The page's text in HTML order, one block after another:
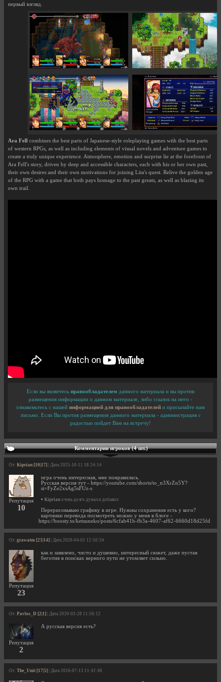
первый взгляд.
Ara Fell combines the best parts of Japanese-style roleplaying games with the best parts
of western RPGs, as well as including elements of visual novels and adventure games to
create a truly unique experience. Atmosphere, emotion and surprise lie at the forefront of
Ara Fell's story, driven by deep and accessible characters, each with his or her own past,
their own desires and their own motivations for joining Lita's quest. Relive the golden age
of the RPG with a game that both pays homage to the past greats, as well as blazing its
own trail.
Если вы являетесь правообладателем данного материала и вы против
размещения информации о данном материале, либо ссылок на него -
ознакомьтесь с нашей информацией для правообладателей и присылайте нам
письмо. Если Вы против размещения данного материала - администрация с
радостью пойдет Вам на встречу!
Комментарии игроков (4 шт.)
От: Kiprian [10|17] | Дата 2025-10-11 18:24:14
Репутация
10
игра очень интересная, мне понравилась.
Русская версия тут - https://youtube.com/shorts/to_n3XrZn5Y?
si=FyZe2xsAg5sFUz-s
• Kiprian очень долго думал и добавил:
Перерисовываю графику в игре. Нужны сохранения есть у кого?
картинки перевода посмотреть можно у меня в блоге -
https://boosty.to/ketsuneko/posts/6cfab41b-fb3a-4607-af62-6660d18d25fd
От: grawatm [23|14] | Дата 2020-04-01 12:50:34
Репутация
23
как и заявлено, чисто и душевно, интересный сюжет, даже пустая
беготня в поисках верного пути не утомляет сильно.
От: Pavlos_D [2|1] | Дата 2020-03-28 11:56:12
Репутация
2
А русская версия есть?
От: The_Unit [17|5] | Дата 2016-07-13 11:42:48